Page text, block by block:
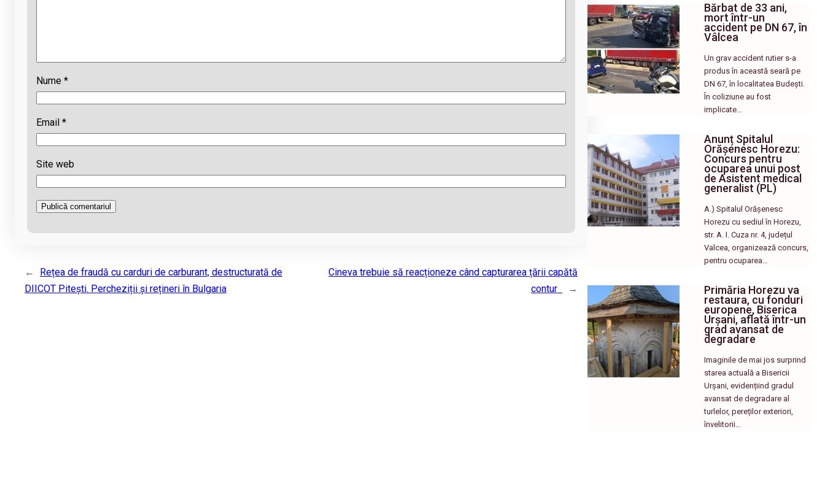
Nume *
Email *
Site web
←
Rețea de fraudă cu carduri de carburant, destructurată de
DIICOT Pitești. Percheziții și rețineri în Bulgaria
Cineva trebuie să reacționeze când capturarea țării capătă
contur
→
Bărbat de 33 ani,
mort într-un
accident pe DN 67, în
Vâlcea
Un grav accident rutier s-a
produs în această seară pe
DN 67, în localitatea Budești.
În coliziune au fost
implicate…
Anunț Spitalul
Orășenesc Horezu:
Concurs pentru
ocuparea unui post
de Asistent medical
generalist (PL)
A.) Spitalul Orășenesc
Horezu cu sediul în Horezu,
str. A. I. Cuza nr. 4, județul
Valcea, organizează concurs,
pentru ocuparea…
Primăria Horezu va
restaura, cu fonduri
europene, Biserica
Urșani, aflată într-un
grad avansat de
degradare
Imaginile de mai jos surprind
starea actuală a Bisericii
Urșani, evidențiind gradul
avansat de degradare al
turlelor, pereților exteriori,
învelitorii…